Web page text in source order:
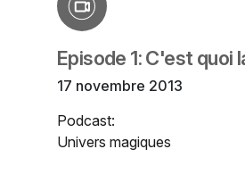
Episode 1: C'est quoi
17 novembre 2013
Podcast:
Univers magiques